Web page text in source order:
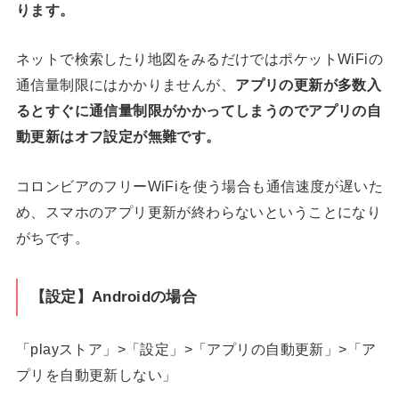
ります。
ネットで検索したり地図をみるだけではポケットWiFiの
通信量制限にはかかりませんが、 アプリの更新が多数入
るとすぐに通信量制限がかかってしまうのでアプリの自
動更新はオフ設定が無難です。
コロンビアのフリーWiFiを使う場合も通信速度が遅いた
め、スマホのアプリ更新が終わらないということになり
がちです。
【設定】Androidの場合
「playストア」>「設定」>「アプリの自動更新」>「ア
プリを自動更新しない」